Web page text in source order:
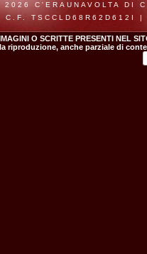
C'ERAUNAVOLTA
C.F. TSCCLD68R62D612I
O SCRITTE PRESENTI NEL
riproduzione, anche parziale di